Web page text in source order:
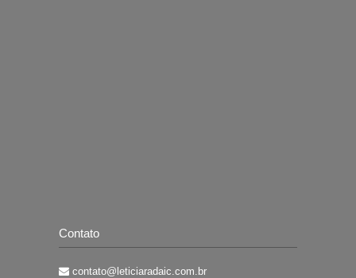
Contato
contato@leticiaradaic.com.br